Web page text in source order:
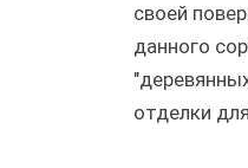
своей
данного
отделки